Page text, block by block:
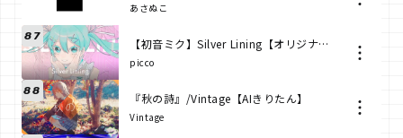
あさぬこ
87 【初音ミク】Silver Lining【オリジナル】
picco
88 『秋の詩』/Vintage【AIきりたん】
Vintage